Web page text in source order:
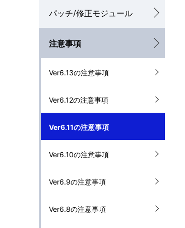
パッチ/修正モジュール
注意事項
Ver6.13の注意事項
Ver6.12の注意事項
Ver6.11の注意事項
Ver6.10の注意事項
Ver6.9の注意事項
Ver6.8の注意事項